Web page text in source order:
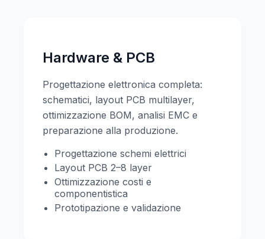
Hardware & PCB
Progettazione elettronica completa:
schematici, layout PCB multilayer,
ottimizzazione BOM, analisi EMC e
preparazione alla produzione.
Progettazione schemi elettrici
Layout PCB 2–8 layer
Ottimizzazione costi e
componentistica
Prototipazione e validazione